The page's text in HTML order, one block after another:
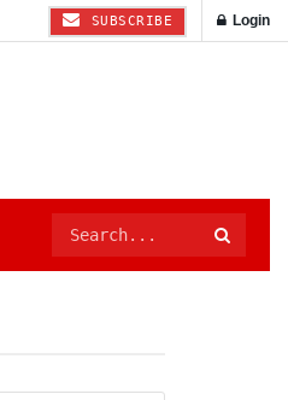
SUBSCRIBE Login